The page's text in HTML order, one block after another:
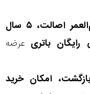
گارانتی مادام‌العمر اصالت، ۵ سال
عرضه
روز مهلت بازگشت، امکان خرید